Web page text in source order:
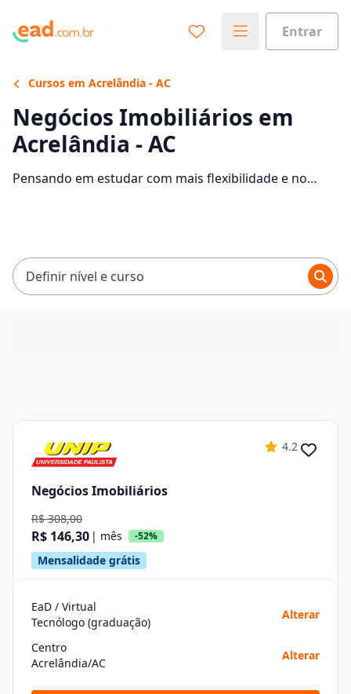
Entrar
Cursos em Acrelândia - AC
Negócios Imobiliários em
Acrelândia - AC
Pensando em estudar com mais flexibilidade e no
Definir nível e curso
4.2
Negócios Imobiliários
R$ 308,00
R$ 146,30 | mês -52%
Mensalidade grátis
EaD / Virtual
Tecnólogo (graduação)
Alterar
Centro
Acrelândia/AC
Alterar